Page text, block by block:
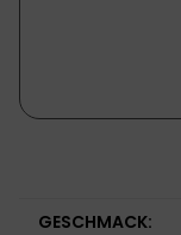
GESCHMACK: